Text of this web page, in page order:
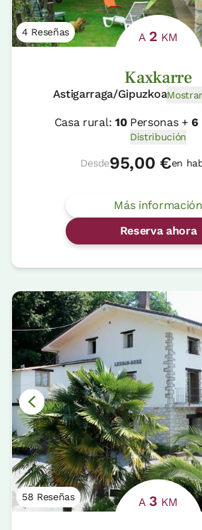
4 Reseñas A 2 KM
Kaxkarre
Astigarraga/Gipuzkoa
Casa rural: 10Personas +6
Distribución
Desde95,00 €en
Más información
Reserva ahora
58 Reseñas A 3 KM